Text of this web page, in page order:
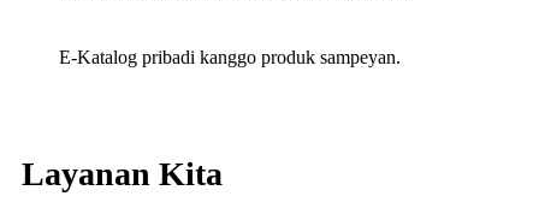
E-Katalog pribadi kanggo produk sampeyan.
Layanan Kita